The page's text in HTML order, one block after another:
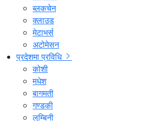
ब्लकचेन
क्लाउड
मेटाभर्स
अटोमेसन
प्रदेशमा प्रविधि
कोशी
मधेश
बागमती
गण्डकी
लुम्बिनी